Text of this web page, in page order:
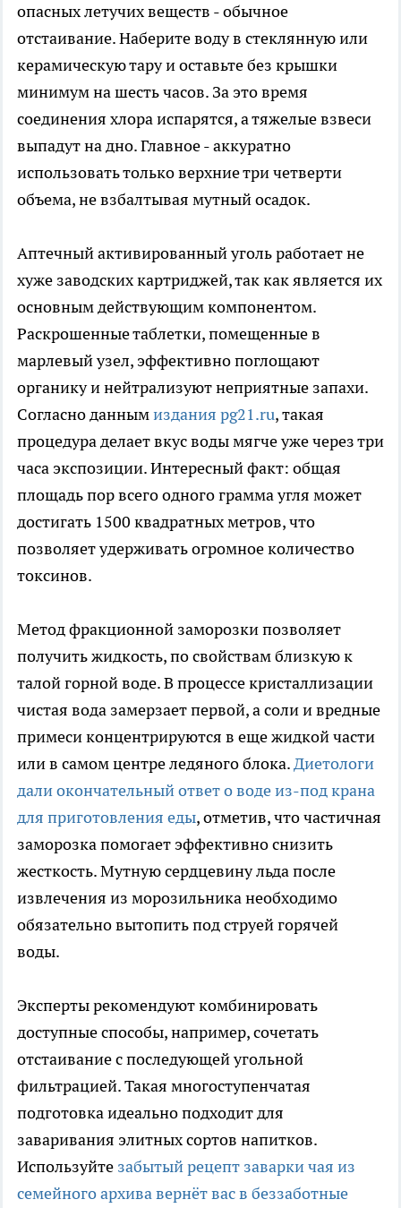
опасных летучих веществ - обычное
отстаивание. Наберите воду в стеклянную или
керамическую тару и оставьте без крышки
минимум на шесть часов. За это время
соединения хлора испарятся, а тяжелые взвеси
выпадут на дно. Главное - аккуратно
использовать только верхние три четверти
объема, не взбалтывая мутный осадок.
Аптечный активированный уголь работает не
хуже заводских картриджей, так как является их
основным действующим компонентом.
Раскрошенные таблетки, помещенные в
марлевый узел, эффективно поглощают
органику и нейтрализуют неприятные запахи.
Согласно даннымиздания pg21.ru, такая
процедура делает вкус воды мягче уже через три
часа экспозиции. Интересный факт: общая
площадь пор всего одного грамма угля может
достигать 1500 квадратных метров, что
позволяет удерживать огромное количество
токсинов.
Метод фракционной заморозки позволяет
получить жидкость, по свойствам близкую к
талой горной воде. В процессе кристаллизации
чистая вода замерзает первой, а соли и вредные
примеси концентрируются в еще жидкой части
или в самом центре ледяного блока.Диетологи
дали окончательный ответ о воде из-под крана
для приготовления еды, отметив, что частичная
заморозка помогает эффективно снизить
жесткость. Мутную сердцевину льда после
извлечения из морозильника необходимо
обязательно вытопить под струей горячей
воды.
Эксперты рекомендуют комбинировать
доступные способы, например, сочетать
отстаивание с последующей угольной
фильтрацией. Такая многоступенчатая
подготовка идеально подходит для
заваривания элитных сортов напитков.
Используйте забытый рецепт заварки чая из
семейного архива вернёт вас в беззаботные